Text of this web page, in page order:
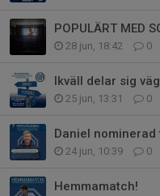
28 jun, 18:42 0
Ikväll delar sig
25 jun, 13:31 0
Daniel
24 jun, 10:39 0
Hemmamatch!